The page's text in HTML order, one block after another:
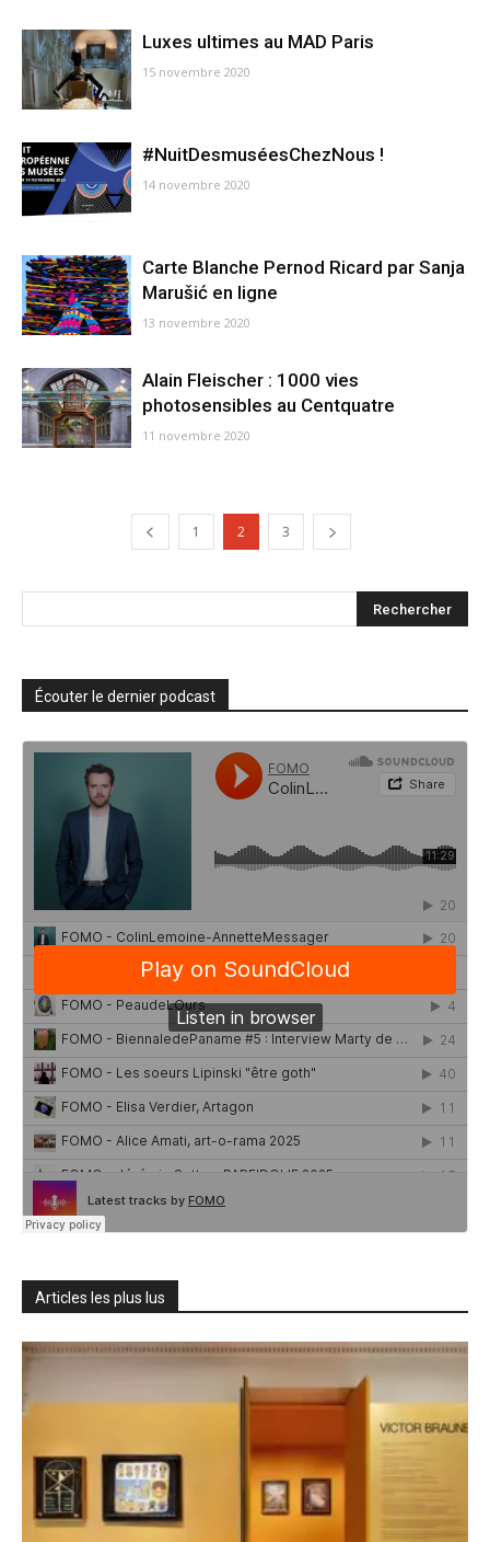
Luxes ultimes au MAD Paris
15 novembre 2020
#NuitDesmuséesChezNous !
14 novembre 2020
Carte Blanche Pernod Ricard par Sanja
Marušić en ligne
13 novembre 2020
Alain Fleischer : 1000 vies
photosensibles au Centquatre
11 novembre 2020
1 2 3
Écouter le dernier podcast
Articles les plus lus